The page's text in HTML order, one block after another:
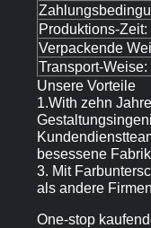
Produktions-Zeit:
Verpackende
Transport-Weise:
Unsere Vorteile
1.With zehn
besessene
3. Mit
als andere
One-stop